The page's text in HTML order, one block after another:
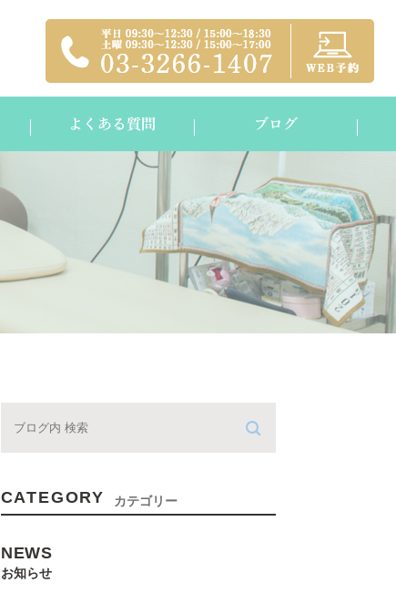
よくある質問 ブログ
CATEGORY カテゴリー
NEWS
お知らせ